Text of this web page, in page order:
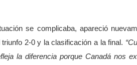
se complicaba, apareció
2-0 y la clasificación a la final.
la diferencia porque Canadá nos